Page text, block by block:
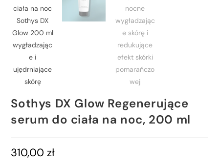
Sothys DX Glow Regenerujące
serum do ciała na noc, 200 ml
310,00zł